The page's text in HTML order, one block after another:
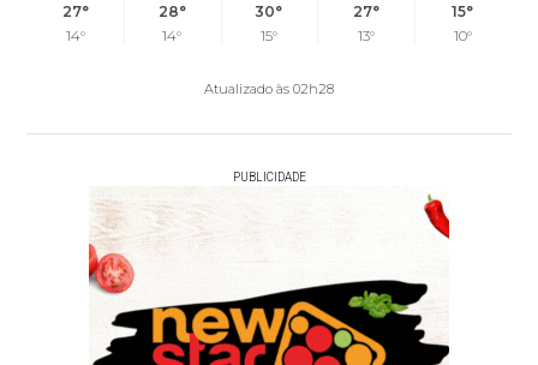
27°
14°
28°
14°
30°
15°
27°
13°
15°
10°
Atualizado às 02h28
PUBLICIDADE